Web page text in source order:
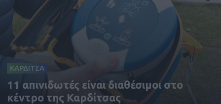
ΑΓΩΝ
ΚΑΡΔΙΤΣΑ
11 απινιδωτές είναι διαθέσιμοι στο
κέντρο της Καρδίτσας